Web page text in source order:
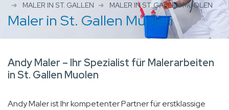
MALER IN ST. GALLEN
MALER IN ST. GALLEN MUOLEN
Maler in St. Gallen Muolen
Andy Maler – Ihr Spezialist für Malerarbeiten
in St. Gallen Muolen
Andy Maler ist Ihr kompetenter Partner für erstklassige